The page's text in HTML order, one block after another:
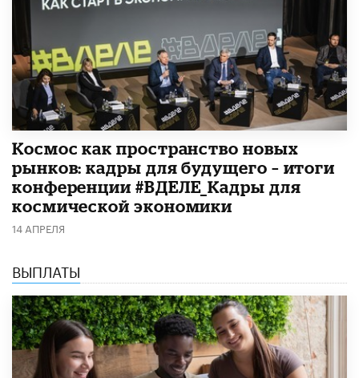
Космос как пространство новых
рынков: кадры для будущего – итоги
конференции #ВДЕЛЕ_Кадры для
космической экономики
14 АПРЕЛЯ
ВЫПЛАТЫ